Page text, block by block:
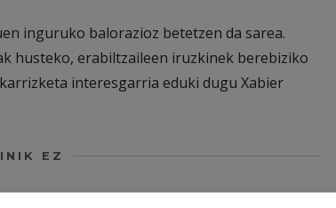
inguruko balorazioz betetzen da sarea.
husteko, erabiltzaileen iruzkinek berebiziko
interesgarria eduki dugu Xabier
EZ